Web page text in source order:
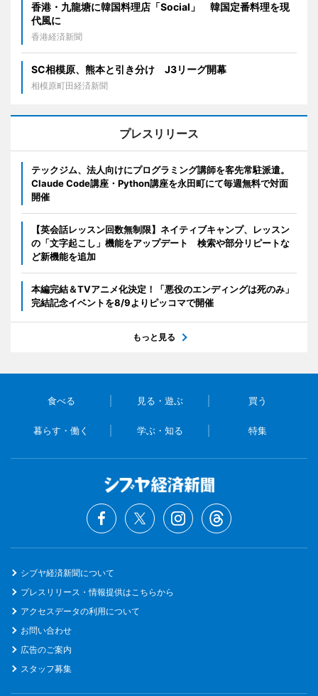
香港・九龍塘に韓国料理店「Social」 韓国定番料理を現
代風に
香港経済新聞
SC相模原、熊本と引き分け J3リーグ開幕
相模原町田経済新聞
プレスリリース
テックジム、法人向けにプログラミング講師を客先常駐派遣。
Claude Code講座・Python講座を永田町にて毎週無料で対面
開催
【英会話レッスン回数無制限】ネイティブキャンプ、レッスン
の「文字起こし」機能をアップデート 検索や部分リピートな
ど新機能を追加
本編完結＆TVアニメ化決定！「悪役のエンディングは死のみ」
完結記念イベントを8/9よりピッコマで開催
もっと見る
食べる 見る・遊ぶ 買う
暮らす・働く 学ぶ・知る 特集
シブヤ経済新聞について
プレスリリース・情報提供はこちらから
アクセスデータの利用について
お問い合わせ
広告のご案内
スタッフ募集